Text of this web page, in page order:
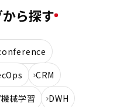
ら探す
CRM
械学習
DWH